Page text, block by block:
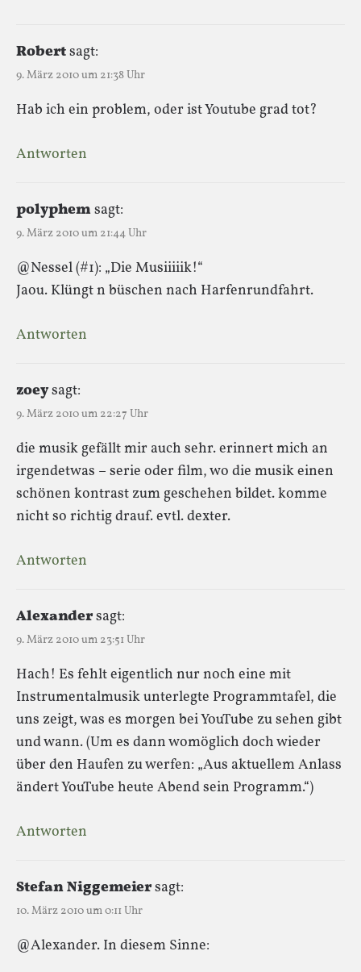
Robertsagt:
9. März 2010 um 21:38 Uhr
Hab ich ein problem, oder ist Youtube grad tot?
Antworten
polyphemsagt:
9. März 2010 um 21:44 Uhr
@Nessel (#1): „Die Musiiiiik!“
Jaou. Klüngt n büschen nach Harfenrundfahrt.
Antworten
zoeysagt:
9. März 2010 um 22:27 Uhr
die musik gefällt mir auch sehr. erinnert mich an
irgendetwas – serie oder film, wo die musik einen
schönen kontrast zum geschehen bildet. komme
nicht so richtig drauf. evtl. dexter.
Antworten
Alexandersagt:
9. März 2010 um 23:51 Uhr
Hach! Es fehlt eigentlich nur noch eine mit
Instrumentalmusik unterlegte Programmtafel, die
uns zeigt, was es morgen bei YouTube zu sehen gibt
und wann. (Um es dann womöglich doch wieder
über den Haufen zu werfen: „Aus aktuellem Anlass
ändert YouTube heute Abend sein Programm.“)
Antworten
Stefan Niggemeiersagt:
10. März 2010 um 0:11 Uhr
@Alexander. In diesem Sinne: